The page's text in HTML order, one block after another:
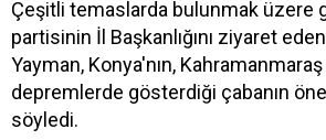
Çeşitli temaslarda bulunmak üzere
partisinin İl Başkanlığını ziyaret eden
Yayman, Konya'nın,
depremlerde gösterdiği çabanın
söyledi.